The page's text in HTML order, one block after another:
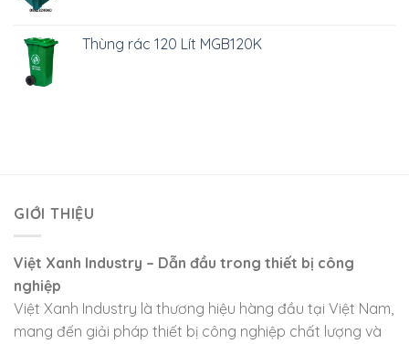
Thùng rác 120 Lít MGB120K
GIỚI THIỆU
Việt Xanh Industry – Dẫn đầu trong thiết bị công
nghiệp
Việt Xanh Industry là thương hiệu hàng đầu tại Việt Nam,
mang đến giải pháp thiết bị công nghiệp chất lượng và